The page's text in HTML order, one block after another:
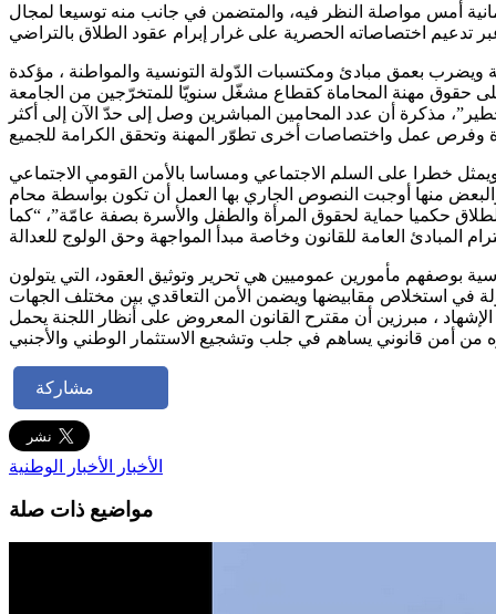
أمس مواصلة النظر فيه، والمتضمن في جانب منه توسيعا لمجال
بعمق مبادئ ومكتسبات الدّولة التونسية والمواطنة ، مؤكدة
مذكرة أن عدد المحامين المباشرين وصل إلى حدّ الآن إلى أكثر
ويمثل خطرا على السلم الاجتماعي ومساسا بالأمن القومي الاجتماعي
حكميا حماية لحقوق المرأة والطفل والأسرة بصفة عامّة”، “كما
بوصفهم مأمورين عموميين هي تحرير وتوثيق العقود، التي يتولون
تكبل عمل عدل الإشهاد ، مبرزين أن مقترح القانون المعروض على أنظار اللجنة يحمل
مشاركة
الأخبار الأخبار الوطنية
مواضيع ذات صلة